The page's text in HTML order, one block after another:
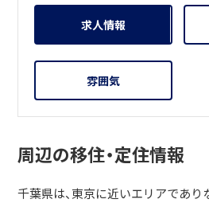
求人情報
雰囲気
周辺の移住・定住情報
千葉県は、東京に近いエリアであり